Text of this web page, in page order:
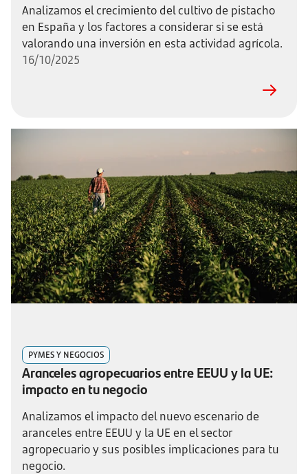
Analizamos el crecimiento del cultivo de pistacho
en España y los factores a considerar si se está
valorando una inversión en esta actividad agrícola.
16/10/2025
PYMES Y NEGOCIOS
Aranceles agropecuarios entre EEUU y la UE:
impacto en tu negocio
Analizamos el impacto del nuevo escenario de
aranceles entre EEUU y la UE en el sector
agropecuario y sus posibles implicaciones para tu
negocio.